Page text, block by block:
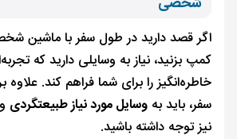
اگر قصد دارید در طول سفر با ماشین
کمپ بزنید، نیاز به وسایلی دارید که
خاطره‌انگیز را برای شما فراهم کند.
سفر، باید به وسایل مورد نیاز طبیعتگردی
نیز توجه داشته باشید.